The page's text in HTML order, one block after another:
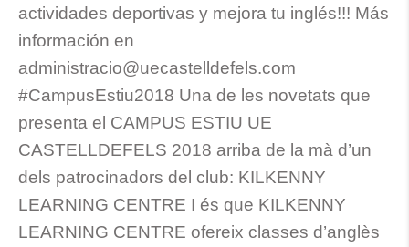
actividades deportivas y mejora tu inglés!!! Más
información en
administracio@uecastelldefels.com
#CampusEstiu2018 Una de les novetats que
presenta el CAMPUS ESTIU UE
CASTELLDEFELS 2018 arriba de la mà d’un
dels patrocinadors del club: KILKENNY
LEARNING CENTRE I és que KILKENNY
LEARNING CENTRE ofereix classes d’anglès